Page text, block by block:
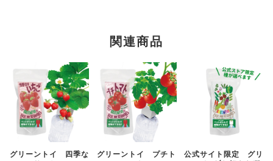
関連商品
グリーントイ 四季な
グリーントイ プチト
公式サイト限定 グリ